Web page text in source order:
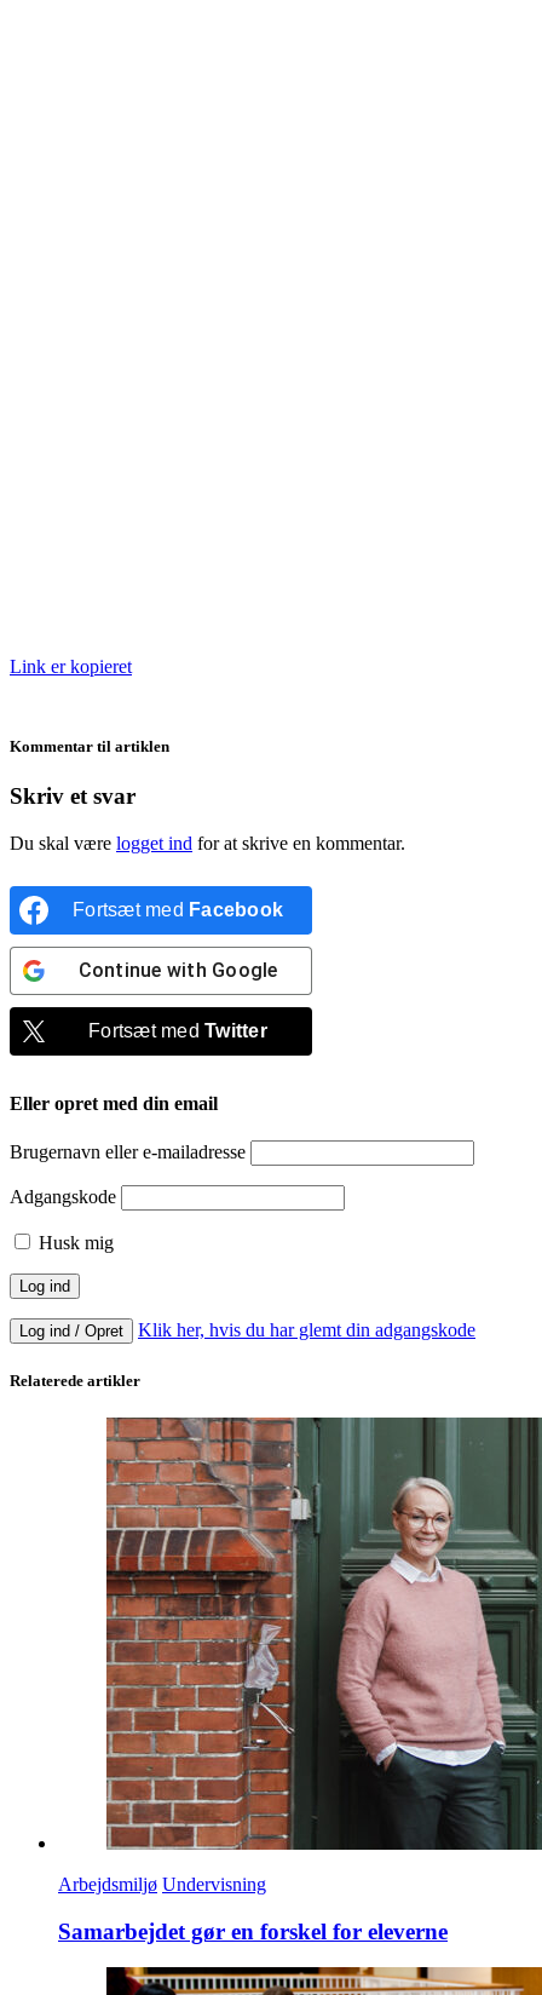
Link er kopieret
Kommentar til artiklen
Skriv et svar
Du skal være logget ind for at skrive en kommentar.
Fortsæt med Facebook
Continue with Google
Fortsæt medTwitter
Eller opret med din email
Brugernavn eller e-mailadresse
Adgangskode
Husk mig
Log ind / Opret Klik her, hvis du har glemt din adgangskode
Relaterede artikler
Arbejdsmiljø Undervisning
Samarbejdet gør en forskel for eleverne